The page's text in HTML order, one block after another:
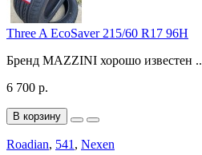
Three A EcoSaver 215/60 R17 96H
Бренд MAZZINI хорошо известен ..
6 700 р.
В корзину
Roadian, 541 , Nexen